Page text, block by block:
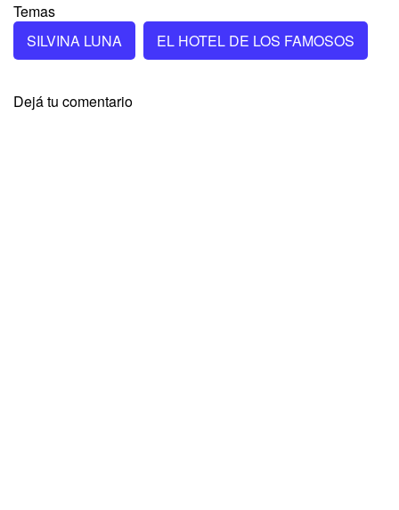
Temas
SILVINA LUNA
EL HOTEL DE LOS FAMOSOS
Dejá tu comentario